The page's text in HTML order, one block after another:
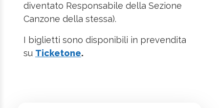
diventato Responsabile della Sezione
Canzone della stessa).
I biglietti sono disponibili in prevendita
su Ticketone.